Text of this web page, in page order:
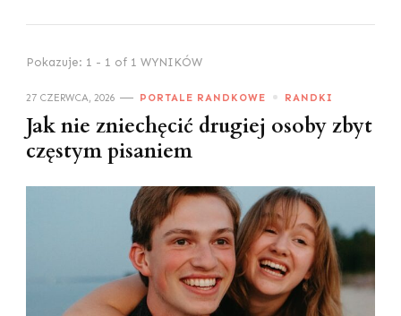
Pokazuje: 1 - 1 of 1 WYNIKÓW
27 CZERWCA, 2026 PORTALE RANDKOWE RANDKI
Jak nie zniechęcić drugiej osoby zbyt
częstym pisaniem